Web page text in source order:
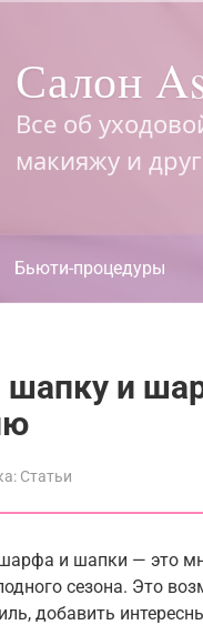
Салон
Все об
макияжу и
Бьюти-процедуры
и
Статьи
и шапки — это
сезона. Это
добавить